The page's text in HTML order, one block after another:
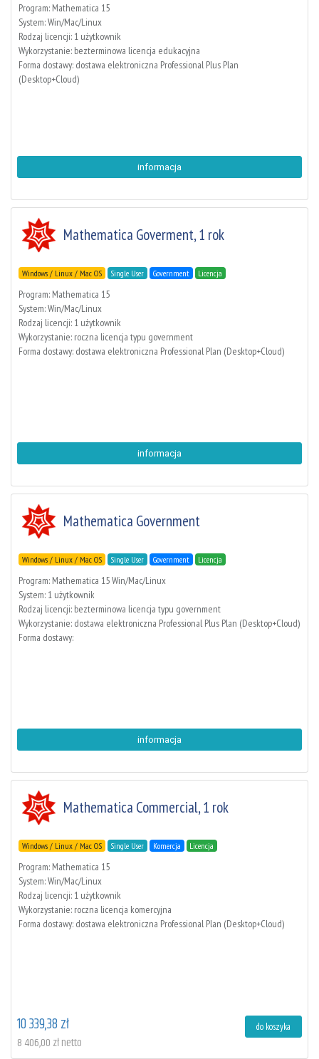
Program: Mathematica 15
System: Win/Mac/Linux
Rodzaj licencji: 1 użytkownik
Wykorzystanie: bezterminowa licencja edukacyjna
Forma dostawy: dostawa elektroniczna Professional Plus Plan
(Desktop+Cloud)
informacja
Mathematica Goverment, 1 rok
Windows / Linux / Mac OS Single User Government Licencja
Program: Mathematica 15
System: Win/Mac/Linux
Rodzaj licencji: 1 użytkownik
Wykorzystanie: roczna licencja typu government
Forma dostawy: dostawa elektroniczna Professional Plan (Desktop+Cloud)
informacja
Mathematica Government
Windows / Linux / Mac OS Single User Government Licencja
Program: Mathematica 15 Win/Mac/Linux
System: 1 użytkownik
Rodzaj licencji: bezterminowa licencja typu government
Wykorzystanie: dostawa elektroniczna Professional Plus Plan (Desktop+Cloud)
Forma dostawy:
informacja
Mathematica Commercial, 1 rok
Windows / Linux / Mac OS Single User Komercja Licencja
Program: Mathematica 15
System: Win/Mac/Linux
Rodzaj licencji: 1 użytkownik
Wykorzystanie: roczna licencja komercyjna
Forma dostawy: dostawa elektroniczna Professional Plan (Desktop+Cloud)
10 339,38 zł
8 406,00 zł netto
do koszyka